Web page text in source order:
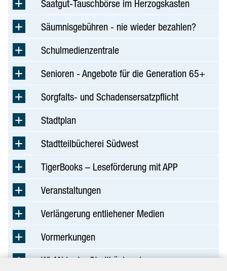
Saatgut-Tauschbörse im Herzogskasten
Säumnisgebühren - nie wieder bezahlen?
Schulmedienzentrale
Senioren - Angebote für die Generation 65+
Sorgfalts- und Schadensersatzpflicht
Stadtplan
Stadtteilbücherei Südwest
TigerBooks – Leseförderung mit APP
Veranstaltungen
Verlängerung entliehener Medien
Vormerkungen
WLAN in der Stadtbücherei